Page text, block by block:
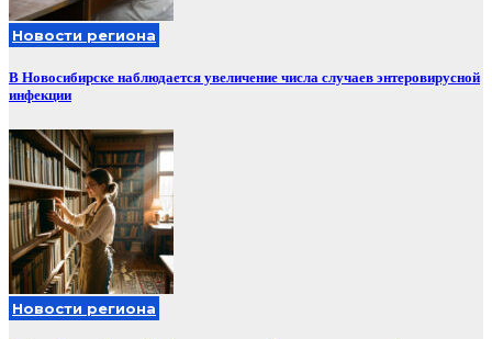
Новости региона
В Новосибирске наблюдается увеличение числа случаев энтеровирусной
инфекции
Новости региона